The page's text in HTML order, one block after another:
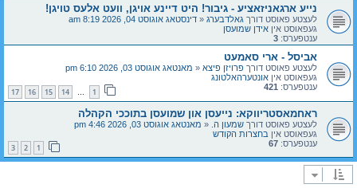
נייע ארגאניזאציע - גיבור! היט דיינע אויגן, וועט אלעס טויגן!
לעצטע פאוסט דורך גאלדבערג « דינסטאג אוגוסט 04, 2026 8:19 am
געפאוסט אין אידן שמועסן
ענטפערס: 3
אביסל - ארי סאמעט
לעצטע פאוסט דורך פרויזן פיצא « מאנטאג אוגוסט 03, 2026 6:10 pm
געפאוסט אין אונטערהאלטונג
ענטפערס: 421
1
…
14
15
16
17
ראחמאסטריווקא: נייעסן און שמועסן בתוככי הקהלה
לעצטע פאוסט דורך שמעון ה. « מאנטאג אוגוסט 03, 2026 4:46 pm
געפאוסט אין בחצרות הקודש
ענטפערס: 67
1
2
3